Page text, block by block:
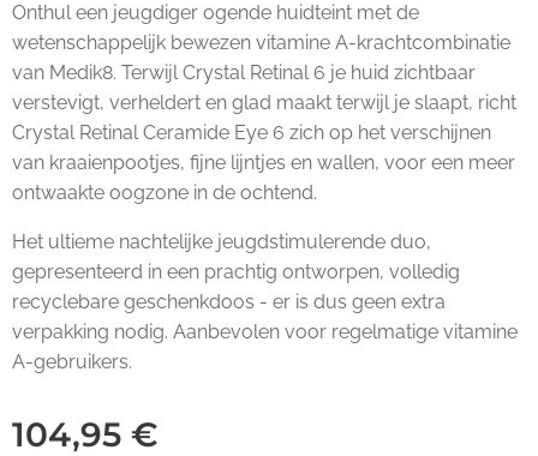
Onthul een jeugdiger ogende huidteint met de
wetenschappelijk bewezen vitamine A-krachtcombinatie
van Medik8. Terwijl Crystal Retinal 6 je huid zichtbaar
verstevigt, verheldert en glad maakt terwijl je slaapt, richt
Crystal Retinal Ceramide Eye 6 zich op het verschijnen
van kraaienpootjes, fijne lijntjes en wallen, voor een meer
ontwaakte oogzone in de ochtend.
Het ultieme nachtelijke jeugdstimulerende duo,
gepresenteerd in een prachtig ontworpen, volledig
recyclebare geschenkdoos - er is dus geen extra
verpakking nodig. Aanbevolen voor regelmatige vitamine
A-gebruikers.
104,95 €